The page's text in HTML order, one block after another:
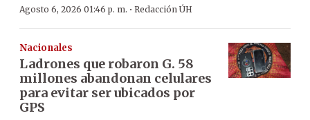
Agosto 6, 2026 01:46 p. m. · Redacción ÚH
Nacionales
Ladrones que robaron G. 58
millones abandonan celulares
para evitar ser ubicados por
GPS